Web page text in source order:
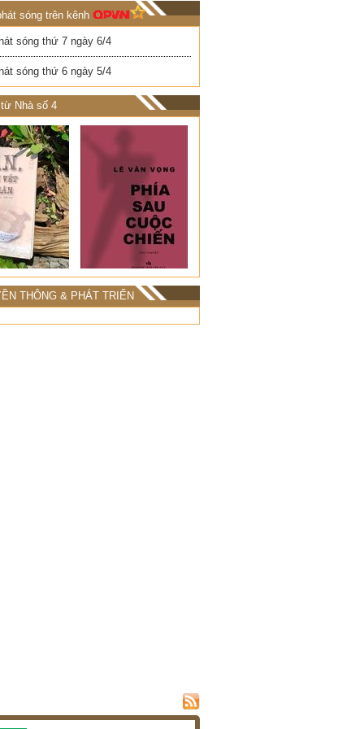
sóng trên kênh
sóng thứ 7 ngày 6/4
sóng thứ 6 ngày 5/4
Nhà số 4
THÔNG & PHÁT TRIỂN